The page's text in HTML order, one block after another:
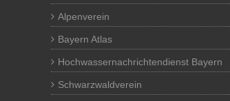
Alpenverein
Bayern Atlas
Hochwassernachrichtendienst Bayern
Schwarzwaldverein